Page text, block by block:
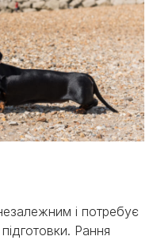
і потребує
Рання